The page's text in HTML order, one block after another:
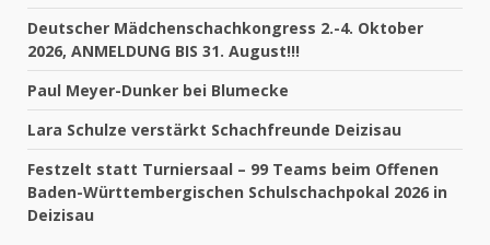
Deutscher Mädchenschachkongress 2.-4. Oktober
2026, ANMELDUNG BIS 31. August!!!
Paul Meyer-Dunker bei Blumecke
Lara Schulze verstärkt Schachfreunde Deizisau
Festzelt statt Turniersaal – 99 Teams beim Offenen
Baden-Württembergischen Schulschachpokal 2026 in
Deizisau